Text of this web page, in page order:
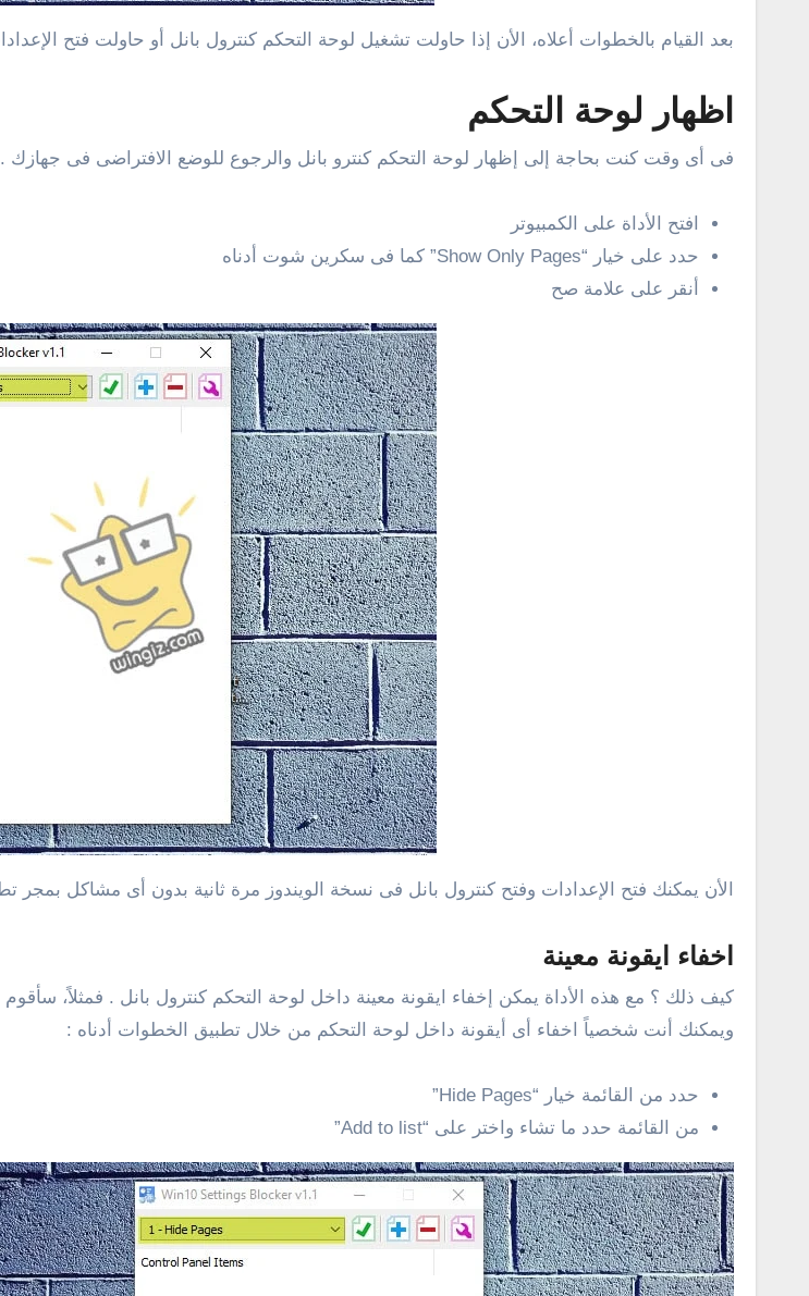
بعد القيام بالخطوات أعلاه، الأن إذا حاولت تشغيل لوحة التحكم كنترول بانل أو حاولت فتح الإعدادات فى نسخة
اظهار لوحة التحكم
فى أى وقت كنت بحاجة إلى إظهار لوحة التحكم كنترو بانل والرجوع للوضع الافتراضى فى جهازك .
افتح الأداة على الكمبيوتر
حدد على خيار “Show Only Pages” كما فى سكرين شوت أدناه
أنقر على علامة صح
الأن يمكنك فتح الإعدادات وفتح كنترول بانل فى نسخة الويندوز مرة ثانية بدون أى مشاكل بمجر
اخفاء ايقونة معينة
ويمكنك أنت شخصياً اخفاء أى أيقونة داخل لوحة التحكم من خلال تطبيق الخطوات أدناه :
حدد من القائمة خيار “Hide Pages”
من القائمة حدد ما تشاء واختر على “Add to list”